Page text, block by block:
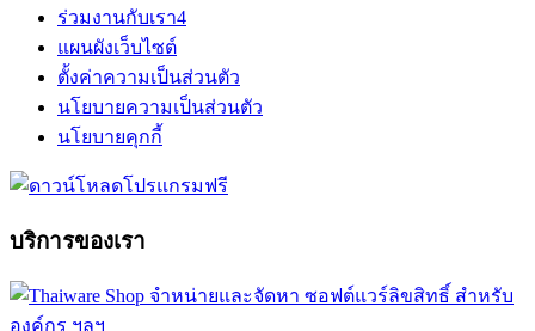
ร่วมงานกับเรา4
แผนผังเว็บไซต์
ตั้งค่าความเป็นส่วนตัว
นโยบายความเป็นส่วนตัว
นโยบายคุกกี้
บริการของเรา